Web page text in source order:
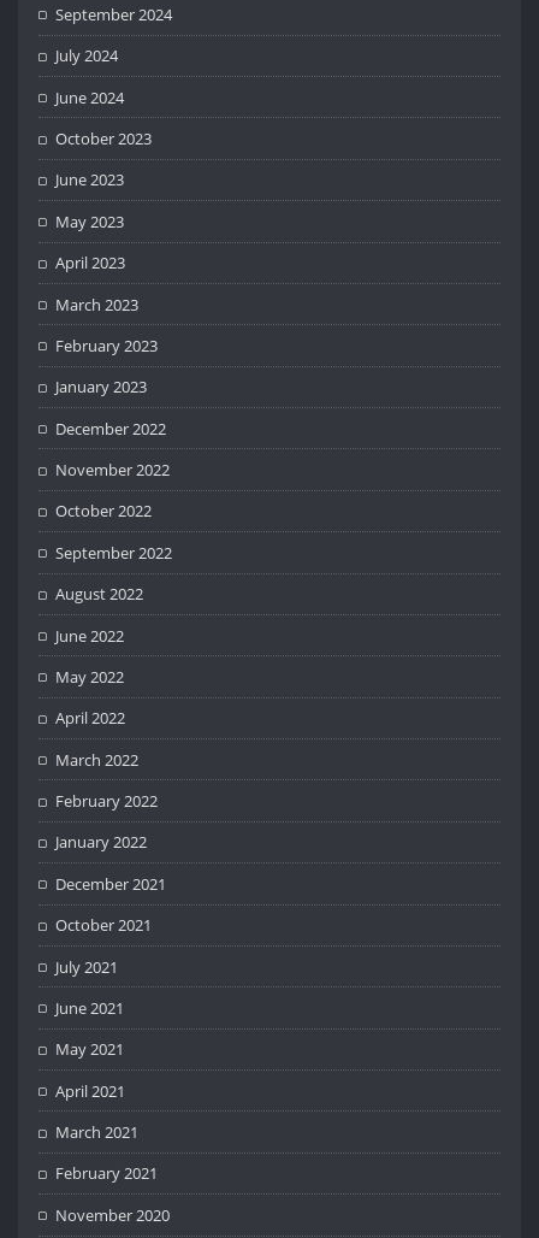
September 2024
July 2024
June 2024
October 2023
June 2023
May 2023
April 2023
March 2023
February 2023
January 2023
December 2022
November 2022
October 2022
September 2022
August 2022
June 2022
May 2022
April 2022
March 2022
February 2022
January 2022
December 2021
October 2021
July 2021
June 2021
May 2021
April 2021
March 2021
February 2021
November 2020